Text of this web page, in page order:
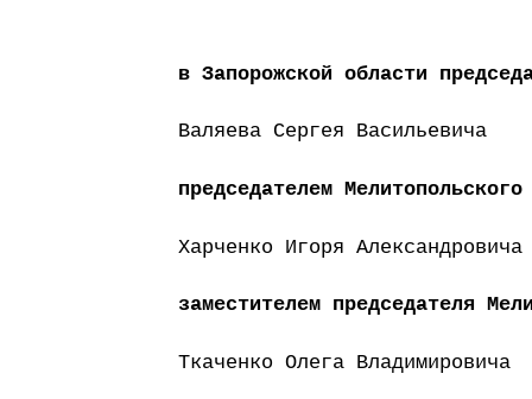
в Запорожской области
Валяева Сергея Васильевича
председателем
Харченко Игоря Александровича
заместителем председателя
Ткаченко Олега Владимировича